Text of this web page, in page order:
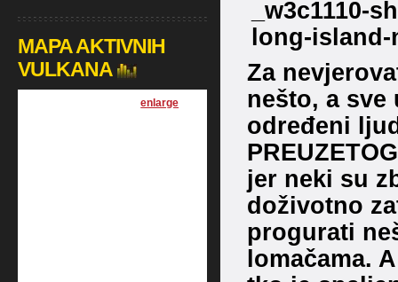
Za
nešto, a sve
određeni
jer neki su
doživotno
progurati
lomačama.
MAPA AKTIVNIH
VULKANA
[enlarge